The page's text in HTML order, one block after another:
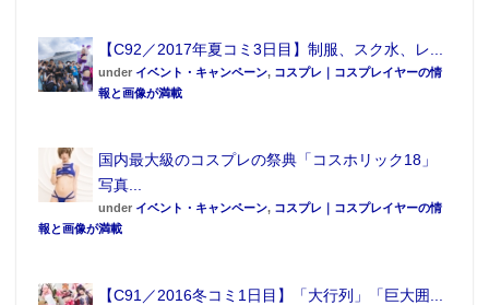
【C92／2017年夏コミ3日目】制服、スク水、レ...
under イベント・キャンペーン, コスプレ｜コスプレイヤーの情
報と画像が満載
国内最大級のコスプレの祭典「コスホリック18」
写真...
under イベント・キャンペーン, コスプレ｜コスプレイヤーの情
報と画像が満載
【C91／2016冬コミ1日目】「大行列」「巨大囲...